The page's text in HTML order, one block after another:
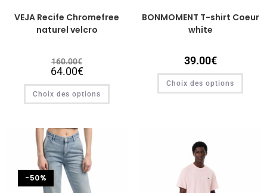
VEJA Recife Chromefree
naturel velcro
160.00€
64.00€
Choix des options
BONMOMENT T-shirt Coeur
white
39.00€
Choix des options
-50%